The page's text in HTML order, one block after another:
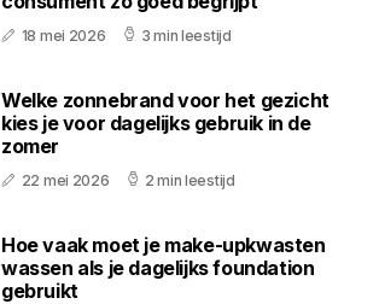
18 mei 2026 3 min leestijd
Welke zonnebrand voor het gezicht
kies je voor dagelijks gebruik in de
zomer
22 mei 2026 2 min leestijd
Hoe vaak moet je make-upkwasten
wassen als je dagelijks foundation
gebruikt